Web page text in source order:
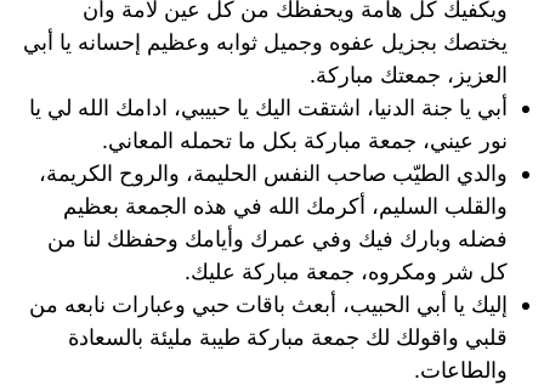
ويكفيك كل هامة ويحفظك من كل عين لامة وأن
يختصك بجزيل عفوه وجميل ثوابه وعظيم إحسانه يا أبي
العزيز، جمعتك مباركة.
أبي يا جنة الدنيا، اشتقت اليك يا حبيبي، ادامك الله لي يا
نور عيني، جمعة مباركة بكل ما تحمله المعاني.
والدي الطيّب صاحب النفس الحليمة، والروح الكريمة،
والقلب السليم، أكرمك الله في هذه الجمعة بعظيم
فضله وبارك فيك وفي عمرك وأيامك وحفظك لنا من
كل شر ومكروه، جمعة مباركة عليك.
إليك يا أبي الحبيب، أبعث باقات حبي وعبارات نابعه من
قلبي واقولك لك جمعة مباركة طيبة مليئة بالسعادة
والطاعات.